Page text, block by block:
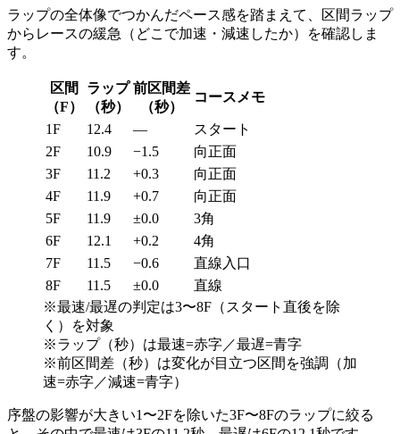
ラップの全体像でつかんだペース感を踏まえて、区間ラップ
から レースの緩急（どこで加速・減速したか）
を確認しま
す。
区間
（F）
ラップ
（秒）
前区間差
（秒）
コースメモ
1F 12.4 —
スタート
2F
10.9 −1.5
向正面
3F
11.2 +0.3
向正面
4F
11.9 +0.7
向正面
5F
11.9 ±0.0
3角
6F
12.1 +0.2
4角
7F
11.5 −0.6
直線入口
8F
11.5 ±0.0
直線
※最速/最遅の判定は3〜8F（スタート直後を除
く）を対象
※ラップ（秒）は最速=赤字／最遅=青字
※前区間差（秒）は変化が目立つ区間を強調（加
速=赤字／減速=青字）
序盤の影響が大きい1〜2Fを除いた3F〜8Fのラップに絞る